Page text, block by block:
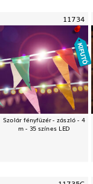
11734
Szolár fényfüzér - zászló - 4
m - 35 színes LED